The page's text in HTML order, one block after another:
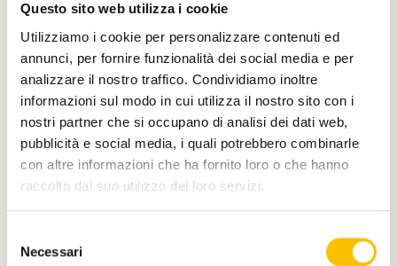
Questo sito web utilizza i cookie
Utilizziamo i cookie per personalizzare contenuti ed
annunci, per fornire funzionalità dei social media e per
analizzare il nostro traffico. Condividiamo inoltre
informazioni sul modo in cui utilizza il nostro sito con i
nostri partner che si occupano di analisi dei dati web,
pubblicità e social media, i quali potrebbero combinarle
con altre informazioni che ha fornito loro o che hanno
raccolto dal suo utilizzo dei loro servizi.
delNecessari
Donatella Di Pietrantonio e Nicola
Lagioia a Carte da decifrare
Domenica 12 e sabato 18 luglio, la Collezione La Gaia e il
Parco Museo dell’Ingenio a Busca (CN) ospitano la
nona edizione della rassegna di letteratura e musica
dal vivo organizzata da Fondazione Artea.
Leggi qui